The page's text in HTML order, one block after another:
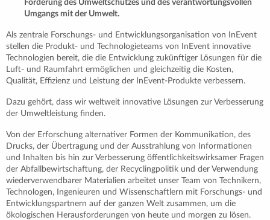
Förderung des Umweltschutzes und des verantwortungsvollen
Umgangs mit der Umwelt.
Als zentrale Forschungs- und Entwicklungsorganisation von InEvent
stellen die Produkt- und Technologieteams von InEvent innovative
Technologien bereit, die die Entwicklung zukünftiger Lösungen für die
Luft- und Raumfahrt ermöglichen und gleichzeitig die Kosten,
Qualität, Effizienz und Leistung der InEvent-Produkte verbessern.
Dazu gehört, dass wir weltweit innovative Lösungen zur Verbesserung
der Umweltleistung finden.
Von der Erforschung alternativer Formen der Kommunikation, des
Drucks, der Übertragung und der Ausstrahlung von Informationen
und Inhalten bis hin zur Verbesserung öffentlichkeitswirksamer Fragen
der Abfallbewirtschaftung, der Recyclingpolitik und der Verwendung
wiederverwendbarer Materialien arbeitet unser Team von Technikern,
Technologen, Ingenieuren und Wissenschaftlern mit Forschungs- und
Entwicklungspartnern auf der ganzen Welt zusammen, um die
ökologischen Herausforderungen von heute und morgen zu lösen.